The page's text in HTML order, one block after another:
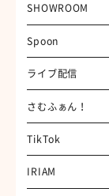
SHOWROOM
Spoon
ライブ配信
さむふぁん！
TikTok
IRIAM